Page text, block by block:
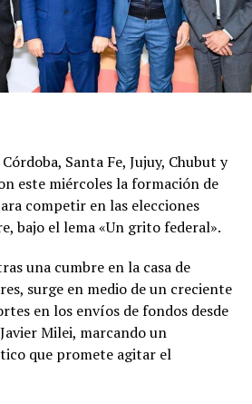
Santa Fe, Jujuy, Chubut y
este miércoles la formación de
competir en las elecciones
bajo el lema «Un grito federal».
una cumbre en la casa de
surge en medio de un creciente
en los envíos de fondos desde
Milei, marcando un
que promete agitar el